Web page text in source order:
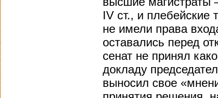
IV ст., и плебейские
не имели права
оставались перед
сенат не принял
докладу
выносил свое